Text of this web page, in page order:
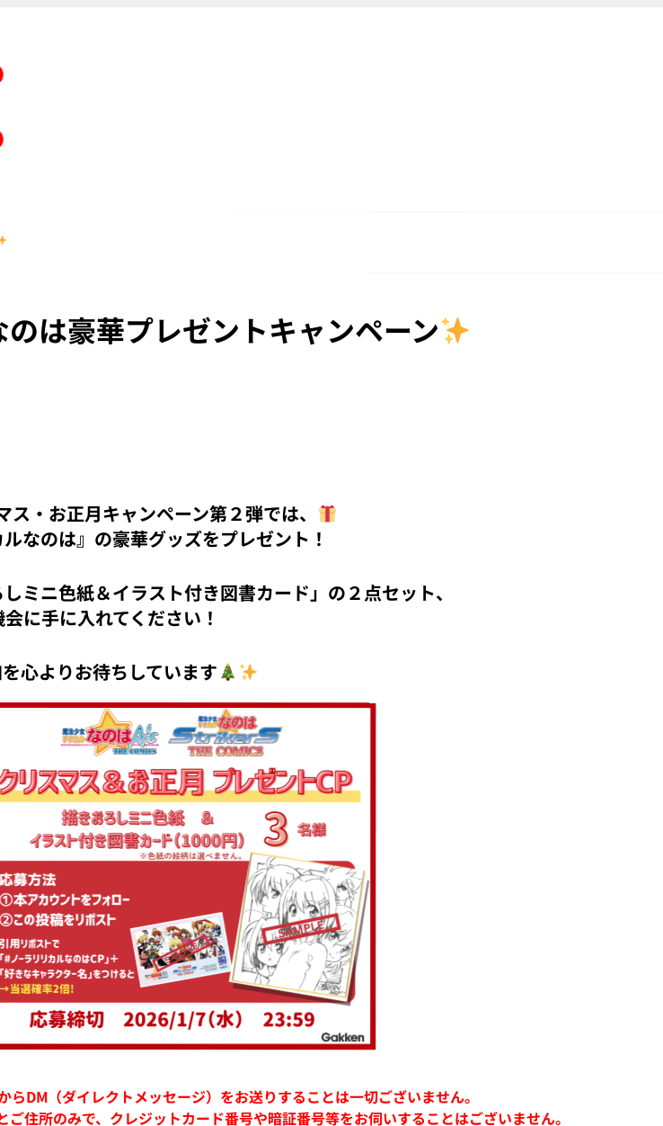
は豪華プレゼントキャンペーン
・お正月キャンペーン第２弾では、
なのは』の豪華グッズをプレゼント！
ミニ色紙＆イラスト付き図書カード」の２点セット、
に手に入れてください！
心よりお待ちしています
（ダイレクトメッセージ）をお送りすることは一切ございません。
所のみで、クレジットカード番号や暗証番号等をお伺いすることはございません。